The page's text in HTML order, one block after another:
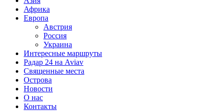
Африка
Европа
Австрия
Россия
Украина
Интересные маршруты
Радар 24 на Aviav
Священные места
Острова
Новости
О нас
Контакты